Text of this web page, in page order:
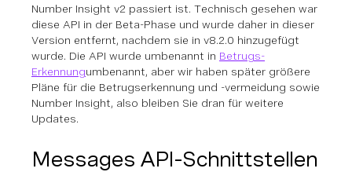
Number Insight v2 passiert ist. Technisch gesehen war
diese API in der Beta-Phase und wurde daher in dieser
Version entfernt, nachdem sie in v8.2.0 hinzugefügt
wurde. Die API wurde umbenannt in Betrugs-
Erkennungumbenannt, aber wir haben später größere
Pläne für die Betrugserkennung und -vermeidung sowie
Number Insight, also bleiben Sie dran für weitere
Updates.
Messages API-Schnittstellen